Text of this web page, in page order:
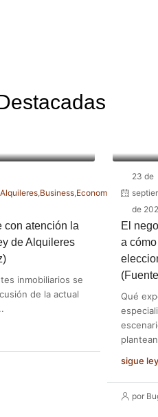
Alquileres,Business,Economia Informes,
con atención la
de Alquileres
inmobiliarios se
de la actual
23 de
de
El
a
Qué
sigue
por